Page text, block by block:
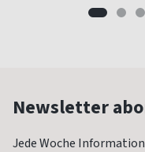
Newsletter
Jede Woche